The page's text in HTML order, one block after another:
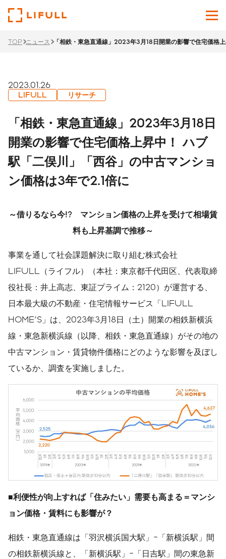
採用サイト
Japanese English
サービス
ニュース
サステナビリティ
TOP ニュース 「相鉄・東急直通線」2023年3月18日開業の影響で住宅価格
2023.01.26
LIFULL リサーチ
「相鉄・東急直通線」2023年3月18日
開業の影響で住宅価格上昇中！ ハブ
駅「二俣川」「西谷」の中古マンショ
ン価格は3年で2.1倍に
～借りるなら今!? マンション価格の上昇を受けて相場賃
料も上昇基調で推移～
事業を通して社会課題解決に取り組む株式会社
LIFULL（ライフル）（本社：東京都千代田区、代表取締
役社長：井上高志、東証プライム：2120）が運営する、
日本最大級の不動産・住宅情報サービス「LIFULL
HOME'S」は、2023年3月18日（土）開業の相鉄新横浜
線・東急新横浜線（以降、相鉄・東急直通線）がその地の
中古マンション・賃貸物件価格にどのような影響を及ぼし
ているか、調査を実施しました。
■利便性が向上すれば「住みたい」需要も高まる＝マンシ
ョン価格・賃料にも影響が？
相鉄・東急直通線は「羽沢横浜国大駅」-「新横浜駅」間
の相鉄新横浜線と、「新横浜駅」-「日吉駅」間の東急新